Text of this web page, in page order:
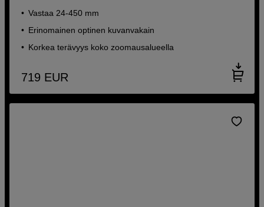
Vastaa 24-450 mm
Erinomainen optinen kuvanvakain
Korkea terävyys koko zoomausalueella
719 EUR